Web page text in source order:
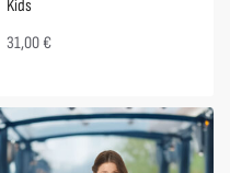
Kids
31,00 €